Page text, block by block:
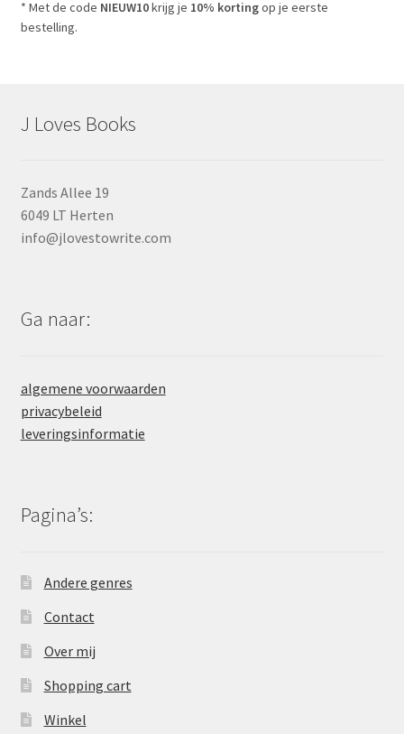
* Met de code NIEUW10krijg je 10% kortingop je eerste
bestelling.
J Loves Books
Zands Allee 19
6049 LT Herten
info@jlovestowrite.com
Ga naar:
algemene voorwaarden
privacybeleid
leveringsinformatie
Pagina’s:
Andere genres
Contact
Over mij
Shopping cart
Winkel